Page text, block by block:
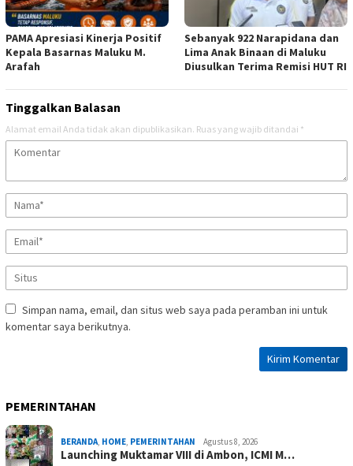
PAMA Apresiasi Kinerja Positif
Kepala Basarnas Maluku M.
Arafah
Sebanyak 922 Narapidana dan
Lima Anak Binaan di Maluku
Diusulkan Terima Remisi HUT RI
Tinggalkan Balasan
Alamat email Anda tidak akan dipublikasikan. Ruas yang wajib ditandai *
Simpan nama, email, dan situs web saya pada peramban ini untuk
komentar saya berikutnya.
PEMERINTAHAN
BERANDA, HOME, PEMERINTAHAN Agustus 8, 2026
Launching Muktamar VIII di Ambon, ICMI M…